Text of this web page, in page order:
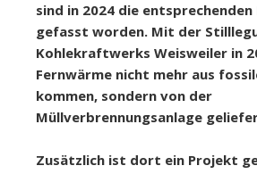
sind in 2024 die entsprechenden
gefasst worden. Mit der
Kohlekraftwerks Weisweiler in
Fernwärme nicht mehr aus
kommen, sondern von der
Müllverbrennungsanlage
Zusätzlich ist dort ein Projekt